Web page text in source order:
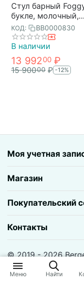
Стул барный
букле, молочный,
Bergenson Bjorn
КОД: BB0000830
В наличии
13 99200 ₽
15 90000 ₽ -12%
Моя учетная
Магазин
Покупательский
Контакты
© 2019 - 2026
магазин. На базе
UniTheme2
Меню Найти